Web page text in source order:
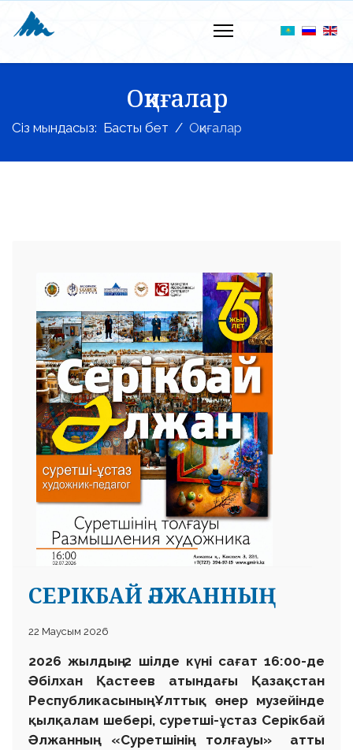
Оқиғалар
Сіз мындасыз: Басты бет Оқиғалар
СЕРІКБАЙ ӘЛЖАННЫҢ
22 Маусым 2026
2026 жылдың 2 шілде күні сағат 16:00-де
Әбілхан Қастеев атындағы Қазақстан
Республикасының Ұлттық өнер музейінде
қылқалам шебері, суретші-ұстаз Серікбай
Әлжанның «Суретшінің толғауы» атты